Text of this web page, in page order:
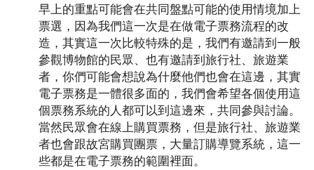
早上的重點可能會在共同盤點可能的使用情境加上
票選，因為我們這一次是在做電子票務流程的改
造，其實這一次比較特殊的是，我們有邀請到一般
參觀博物館的民眾、也有邀請到旅行社、旅遊業
者，你們可能會想說為什麼他們也會在這邊，其實
電子票務是一體很多面的，我們會希望各個使用這
個票務系統的人都可以到這邊來，共同參與討論。
當然民眾會在線上購買票務，但是旅行社、旅遊業
者也會跟故宮購買團票，大量訂購導覽系統，這一
些都是在電子票務的範圍裡面。